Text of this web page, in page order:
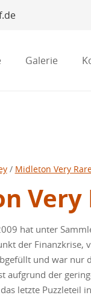
Galerie
/ Midleton Very
Very
hat unter
der
und war nur
aufgrund der
letzte Puzzleteil